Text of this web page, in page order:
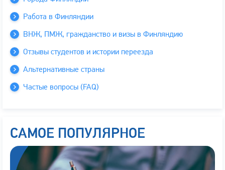
Работа в Финляндии
ВНЖ, ПМЖ, гражданство и визы в Финляндию
Отзывы студентов и истории переезда
Альтернативные страны
Частые вопросы (FAQ)
САМОЕ ПОПУЛЯРНОЕ